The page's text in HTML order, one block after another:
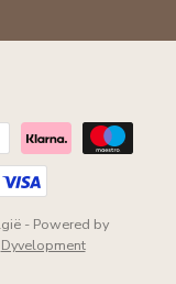
- Powered by
Dyvelopment